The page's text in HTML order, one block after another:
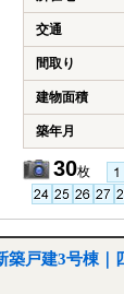
交通
間取り
建物面積
築年月
30枚
戸建3号棟｜